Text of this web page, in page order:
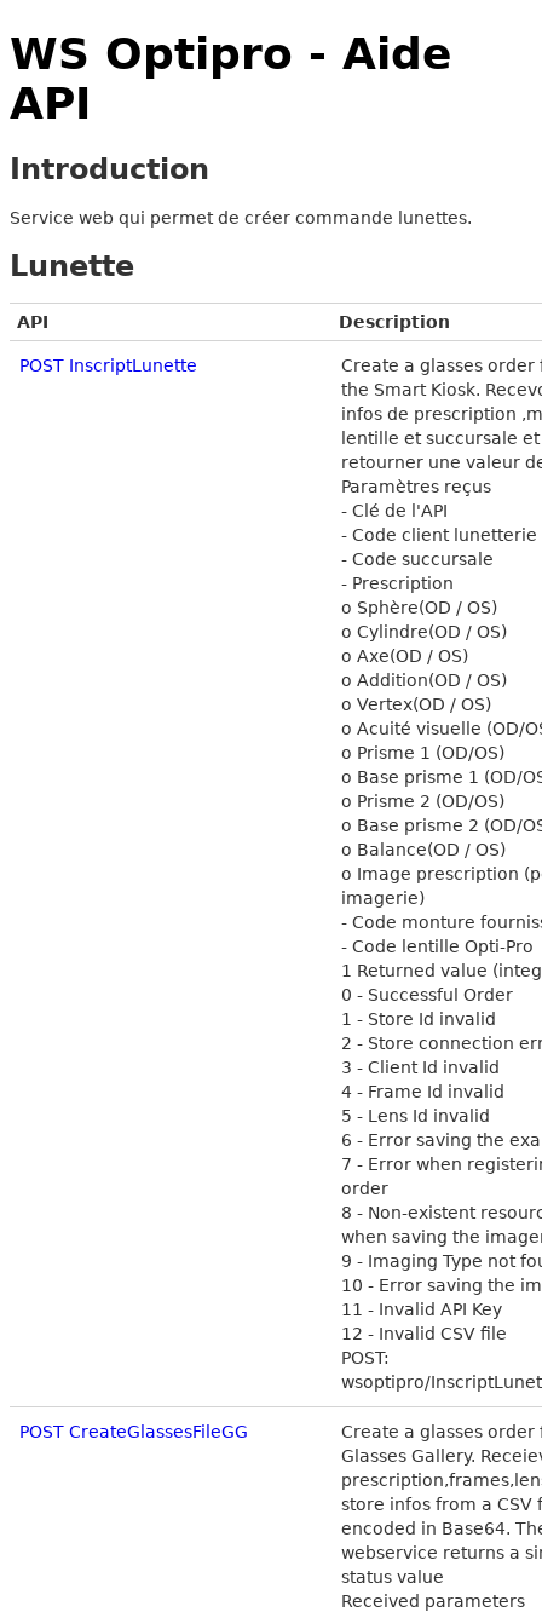
WS Optipro - Aide
API
Introduction
Service web qui permet de créer commande lunettes.
Lunette
API Description
POST InscriptLunette
Create a glasses order
the Smart Kiosk.
infos de prescription
lentille et succursale et
retourner une valeur
Paramètres reçus
- Clé de l'API
- Code client lunetterie
- Code succursale
- Prescription
o Sphère(OD / OS)
o Cylindre(OD / OS)
o Axe(OD / OS)
o Addition(OD / OS)
o Vertex(OD / OS)
o Acuité visuelle (OD/
o Prisme 1 (OD/OS)
o Base prisme 1 (OD/
o Prisme 2 (OD/OS)
o Base prisme 2 (OD/
o Balance(OD / OS)
o Image prescription
imagerie)
- Code monture
- Code lentille Opti-Pro
1 Returned value
0 - Successful Order
1 - Store Id invalid
2 - Store connection
3 - Client Id invalid
4 - Frame Id invalid
5 - Lens Id invalid
6 - Error saving the
7 - Error when
order
8 - Non-existent
when saving the
9 - Imaging Type not
10 - Error saving the
11 - Invalid API Key
12 - Invalid CSV file
POST:
wsoptipro/
POST CreateGlassesFileGG
Create a glasses order
Glasses Gallery.
store infos from a CSV
encoded in Base64.
webservice returns a
status value
Received parameters